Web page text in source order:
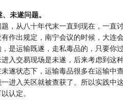
未遂问题。
从八十年代末一直到现在，一直
作出规定，南宁会议的时候，大连
是运输既遂，走私毒品的，只要你
入交易现场是未遂，后来考虑到这
遂状态下，运输毒品很多在运输中
进入关区就被查获了。所以实践中
认定。